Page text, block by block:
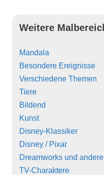
Weitere
Mandala
Besondere Ereignisse
Verschiedene Themen
Tiere
Bildend
Kunst
Disney-Klassiker
Disney / Pixar
Dreamworks und andere
TV-Charaktere